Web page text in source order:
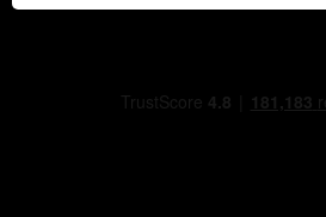
Este es un shooter táctico de
batalla diferentes, usando objetos